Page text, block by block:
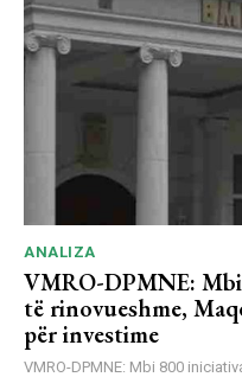
ANALIZA
VMRO-DPMNE:
të rinovueshme,
për investime
VMRO-DPMNE: Mbi 800